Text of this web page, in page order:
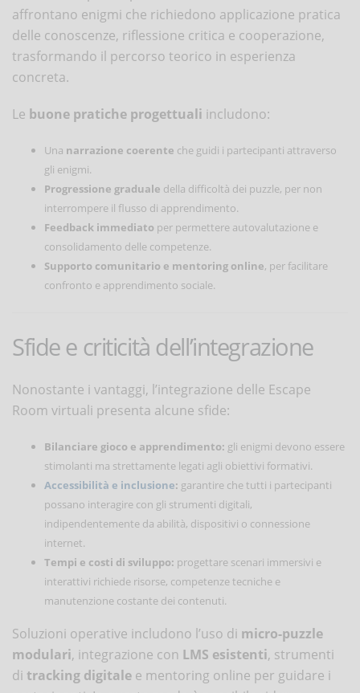
affrontano enigmi che richiedono applicazione pratica
delle conoscenze, riflessione critica e cooperazione,
trasformando il percorso teorico in esperienza
concreta.
Le buone pratiche progettuali includono:
Una narrazione coerente che guidi i partecipanti attraverso
gli enigmi.
Progressione graduale della difficoltà dei puzzle, per non
interrompere il flusso di apprendimento.
Feedback immediato per permettere autovalutazione e
consolidamento delle competenze.
Supporto comunitario e mentoring online, per facilitare
confronto e apprendimento sociale.
Sfide e criticità dell’integrazione
Nonostante i vantaggi, l’integrazione delle Escape
Room virtuali presenta alcune sfide:
Bilanciare gioco e apprendimento: gli enigmi devono essere
stimolanti ma strettamente legati agli obiettivi formativi.
Accessibilità e inclusione: garantire che tutti i partecipanti
possano interagire con gli strumenti digitali,
indipendentemente da abilità, dispositivi o connessione
internet.
Tempi e costi di sviluppo: progettare scenari immersivi e
interattivi richiede risorse, competenze tecniche e
manutenzione costante dei contenuti.
Soluzioni operative includono l’uso di micro-puzzle
modulari, integrazione con LMS esistenti, strumenti
di tracking digitale e mentoring online per guidare i